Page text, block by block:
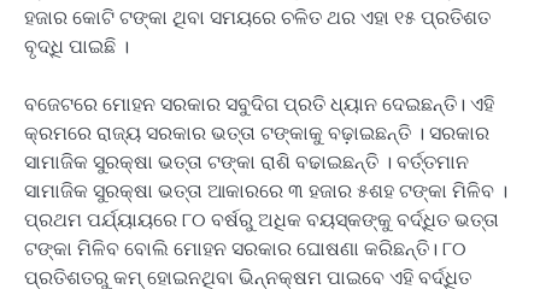
ହଜାର କୋଟି ଟଙ୍କା ଥିବା ସମୟରେ ଚଳିତ ଥର ଏହା ୧୫ ପ୍ରତିଶତ
ବୃଦ୍ଧି ପାଇଛି ।
ବଜେଟରେ ମୋହନ ସରକାର ସବୁଦିଗ ପ୍ରତି ଧ୍ୟାନ ଦେଇଛନ୍ତି। ଏହି
କ୍ରମରେ ରାଜ୍ୟ ସରକାର ଭତ୍ତା ଟଙ୍କାକୁ ବଢ଼ାଇଛନ୍ତି । ସରକାର
ସାମାଜିକ ସୁରକ୍ଷା ଭତ୍ତା ଟଙ୍କା ରାଶି ବଢାଇଛନ୍ତି । ବର୍ତ୍ତମାନ
ସାମାଜିକ ସୁରକ୍ଷା ଭତ୍ତା ଆକାରରେ ୩ ହଜାର ୫ଶହ ଟଙ୍କା ମିଳିବ ।
ପ୍ରଥମ ପର୍ଯ୍ୟାୟରେ ୮୦ ବର୍ଷରୁ ଅଧିକ ବୟସ୍କଙ୍କୁ ବର୍ଦ୍ଧିତ ଭତ୍ତା
ଟଙ୍କା ମିଳିବ ବୋଲି ମୋହନ ସରକାର ଘୋଷଣା କରିଛନ୍ତି। ୮୦
ପ୍ରତିଶତରୁ କମ୍‌ ହୋଇନଥିବା ଭିନ୍ନକ୍ଷମ ପାଇବେ ଏହି ବର୍ଦ୍ଧିତ